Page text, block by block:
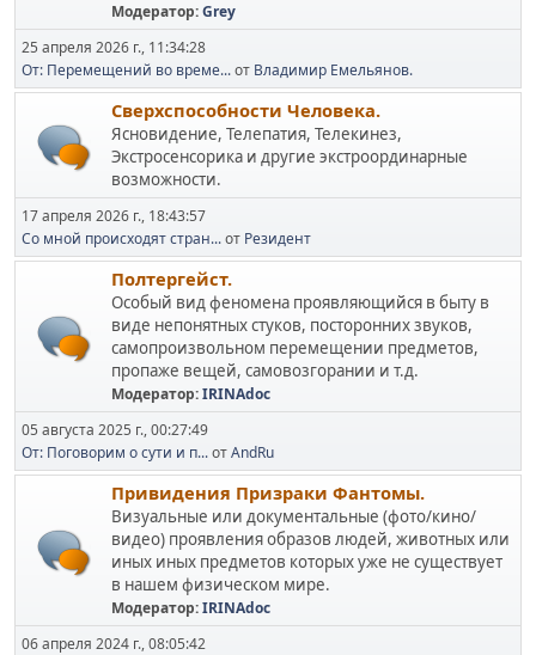
Модератор:Grey
25 апреля 2026 г., 11:34:28
От: Перемещений во време...от Владимир Емельянов.
Сверхспособности Человека.
Ясновидение, Телепатия, Телекинез,
Экстросенсорика и другие экстроординарные
возможности.
17 апреля 2026 г., 18:43:57
Со мной происходят стран...от Резидент
Полтергейст.
Особый вид феномена проявляющийся в быту в
виде непонятных стуков, посторонних звуков,
самопроизвольном перемещении предметов,
пропаже вещей, самовозгорании и т.д.
Модератор:IRINAdoc
05 августа 2025 г., 00:27:49
От: Поговорим о сути и п...отAndRu
Привидения Призраки Фантомы.
Визуальные или документальные (фото/кино/
видео) проявления образов людей, животных или
иных иных предметов которых уже не существует
в нашем физическом мире.
Модератор:IRINAdoc
06 апреля 2024 г., 08:05:42